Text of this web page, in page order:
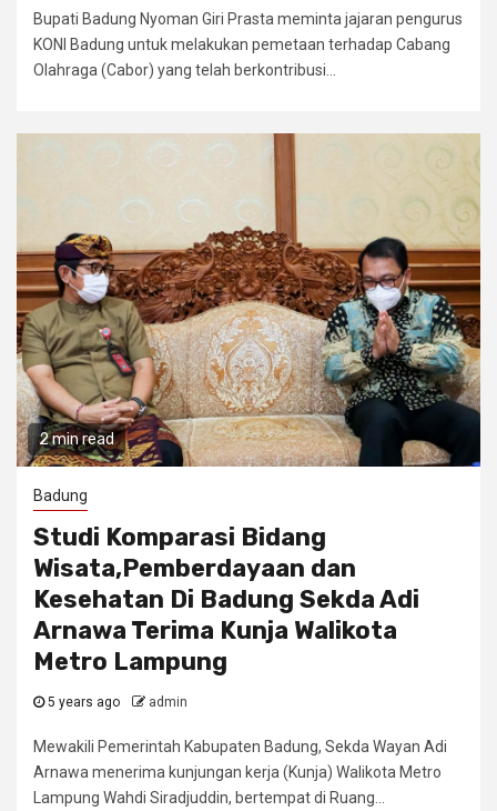
Bupati Badung Nyoman Giri Prasta meminta jajaran pengurus
KONI Badung untuk melakukan pemetaan terhadap Cabang
Olahraga (Cabor) yang telah berkontribusi...
2 min read
Badung
Studi Komparasi Bidang
Wisata,Pemberdayaan dan
Kesehatan Di Badung Sekda Adi
Arnawa Terima Kunja Walikota
Metro Lampung
5 years ago admin
Mewakili Pemerintah Kabupaten Badung, Sekda Wayan Adi
Arnawa menerima kunjungan kerja (Kunja) Walikota Metro
Lampung Wahdi Siradjuddin, bertempat di Ruang...